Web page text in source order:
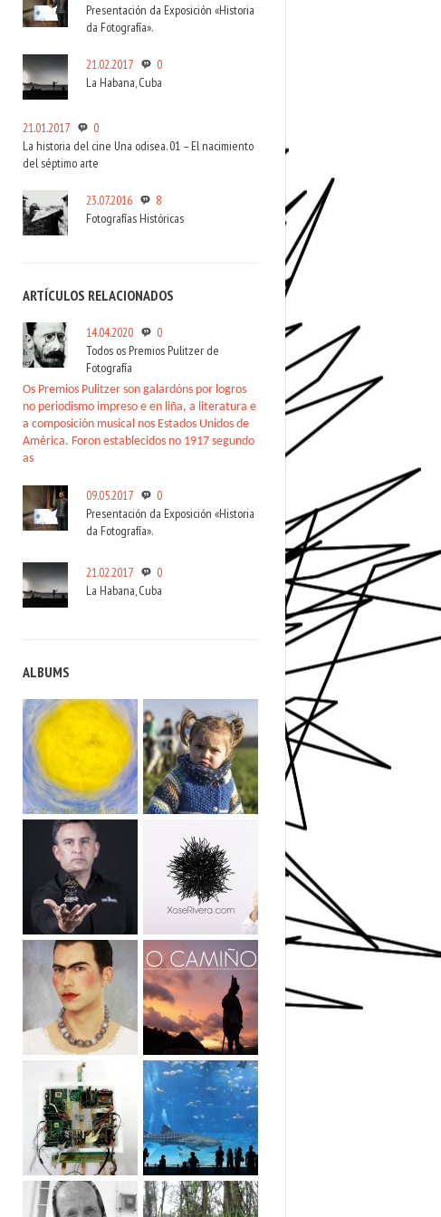
Presentación da Exposición «Historia
da Fotografía».
21.02.2017
0
La Habana, Cuba
21.01.2017
0
La historia del cine Una odisea. 01 – El nacimiento
del séptimo arte
23.07.2016
8
Fotografías Históricas
ARTÍCULOS RELACIONADOS
14.04.2020
0
Todos os Premios Pulitzer de
Fotografía
Os Premios Pulitzer son galardóns por logros
no periodismo impreso e en liña, a literatura e
a composición musical nos Estados Unidos de
América. Foron establecidos no 1917 segundo
as
09.05.2017
0
Presentación da Exposición «Historia
da Fotografía».
21.02.2017
0
La Habana, Cuba
ALBUMS